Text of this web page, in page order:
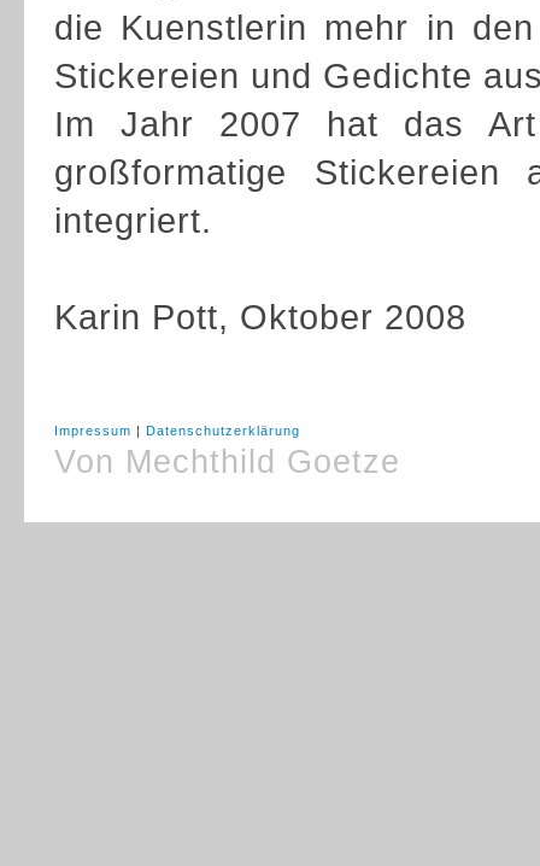
die Kuenstlerin mehr in
Stickereien und Gedichte
Im Jahr 2007 hat das
großformatige
integriert.
Karin Pott, Oktober 2008
Impressum | Datenschutzerklärung
Von Mechthild Goetze